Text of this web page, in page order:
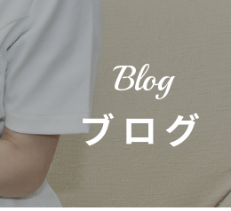
Blog
ブログ